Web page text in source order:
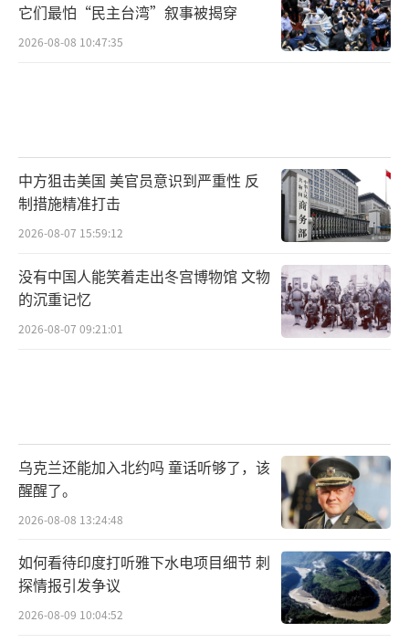
它们最怕“民主台湾”叙事被揭穿
2026-08-08 10:47:35
中方狙击美国 美官员意识到严重性 反
制措施精准打击
2026-08-07 15:59:12
没有中国人能笑着走出冬宫博物馆 文物
的沉重记忆
2026-08-07 09:21:01
乌克兰还能加入北约吗 童话听够了，该
醒醒了。
2026-08-08 13:24:48
如何看待印度打听雅下水电项目细节 刺
探情报引发争议
2026-08-09 10:04:52